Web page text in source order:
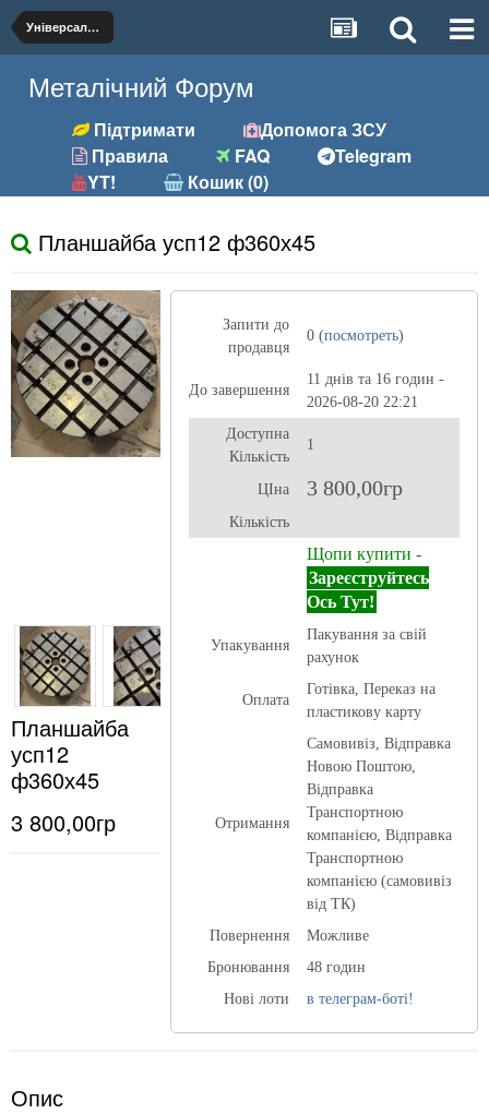
Універсальна
Металічний Форум
Підтримати
Допомога ЗСУ
Правила
FAQ
Telegram
YT!
Кошик (0)
Планшайба усп12 ф360х45
Планшайба
усп12
ф360х45
3 800,00гр
Запити до
продавця
0 (посмотреть)
До завершення
11 днів та 16 годин -
2026-08-20 22:21
Доступна
Кількість
1
ЦІна 3 800,00гр
Кількість
Щопи купити -
Зареєструйтесь
Ось Тут!
Упакування
Пакування за свій
рахунок
Оплата
Готівка, Переказ на
пластикову карту
Отримання
Самовивіз, Відправка
Новою Поштою,
Відправка
Транспортною
компанією, Відправка
Транспортною
компанією (самовивіз
від ТК)
Повернення
Можливе
Бронювання
48 годин
Нові лоти
в телеграм-боті!
Опис